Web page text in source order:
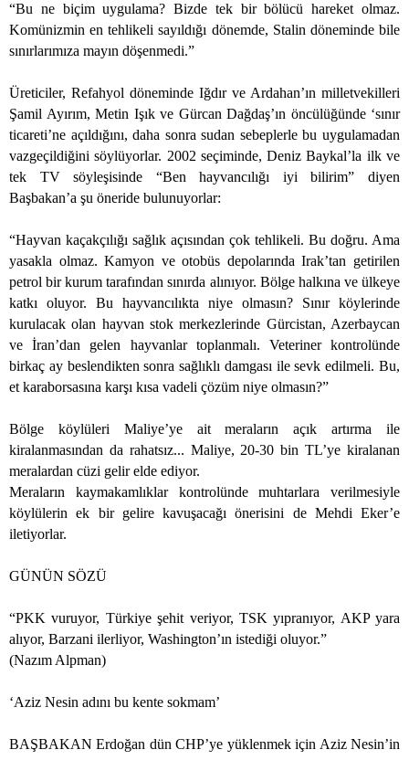
“Bu ne biçim uygulama? Bizde tek bir bölücü hareket olmaz.
Komünizmin en tehlikeli sayıldığı dönemde, Stalin döneminde bile
sınırlarımıza mayın döşenmedi.”
Üreticiler, Refahyol döneminde Iğdır ve Ardahan’ın milletvekilleri
Şamil Ayırım, Metin Işık ve Gürcan Dağdaş’ın öncülüğünde ‘sınır
ticareti’ne açıldığını, daha sonra sudan sebeplerle bu uygulamadan
vazgeçildiğini söylüyorlar. 2002 seçiminde, Deniz Baykal’la ilk ve
tek TV söyleşisinde “Ben hayvancılığı iyi bilirim” diyen
Başbakan’a şu öneride bulunuyorlar:
“Hayvan kaçakçılığı sağlık açısından çok tehlikeli. Bu doğru. Ama
yasakla olmaz. Kamyon ve otobüs depolarında Irak’tan getirilen
petrol bir kurum tarafından sınırda alınıyor. Bölge halkına ve ülkeye
katkı oluyor. Bu hayvancılıkta niye olmasın? Sınır köylerinde
kurulacak olan hayvan stok merkezlerinde Gürcistan, Azerbaycan
ve İran’dan gelen hayvanlar toplanmalı. Veteriner kontrolünde
birkaç ay beslendikten sonra sağlıklı damgası ile sevk edilmeli. Bu,
et karaborsasına karşı kısa vadeli çözüm niye olmasın?”
Bölge köylüleri Maliye’ye ait meraların açık artırma ile
kiralanmasından da rahatsız... Maliye, 20-30 bin TL’ye kiralanan
meralardan cüzi gelir elde ediyor.
Meraların kaymakamlıklar kontrolünde muhtarlara verilmesiyle
köylülerin ek bir gelire kavuşacağı önerisini de Mehdi Eker’e
iletiyorlar.
GÜNÜN SÖZÜ
“PKK vuruyor, Türkiye şehit veriyor, TSK yıpranıyor, AKP yara
alıyor, Barzani ilerliyor, Washington’ın istediği oluyor.”
(Nazım Alpman)
‘Aziz Nesin adını bu kente sokmam’
BAŞBAKAN Erdoğan dün CHP’ye yüklenmek için Aziz Nesin’in